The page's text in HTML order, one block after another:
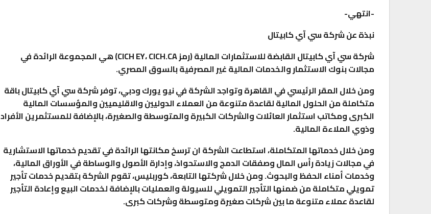
-انتهي-
نبذة عن شركة سي آي كابيتال
شركة سي آي كابيتال القابضة للاستثمارات المالية (رمز CICH EY، CICH.CA) هي المجموعة الرائدة في
مجالات بنوك الاستثمار والخدمات المالية غير المصرفية بالسوق المصري.
ومن خلال المقر الرئيسي في القاهرة وتواجد الشركة في نيو يورك ودبي، توفر شركة سي آي كابيتال باقة
متكاملة من الحلول المالية لقاعدة متنوعة من العملاء الدوليين والاقليميين والمؤسسات المالية
الكبرى ومكاتب استثمار العائلات والشركات الكبيرة والمتوسطة والصغيرة، بالإضافة للمستثمرين الأفراد
وذوي الملاءة المالية.
ومن خلال خدماتها المتكاملة، استطاعت الشركة ان ترسخ مكانتها الرائدة في تقديم خدماتها الاستشارية
في مجالات زيادة رأس المال وصفقات الدمج والاستحواذ، وإدارة الأصول والوساطة في الأوراق المالية،
وخدمات أمناء الحفظ والبحوث. ومن خلال شركتها التابعة، كوربليس، تقوم الشركة بتقديم خدمات تأجير
تمويلي متكاملة من ضمنها التأجير التمويلي للسيولة والعمليات بالإضافة لخدمات البيع وإعادة التأجير
لقاعدة عملاء متنوعة ما بين شركات صغيرة ومتوسطة وشركات كبرى.